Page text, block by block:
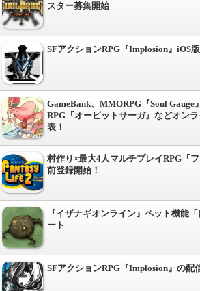
スター募集開始
SFアクションRPG『Implosion』iOS
GameBank、MMORPG『Soul Gauge
RPG『オービットサーガ』などオン
表！
村作り×最大4人マルチプレイRPG『
前登録開始！
『イザナギオンライン』ペット機能
ート
SFアクションRPG『Implosion』の配